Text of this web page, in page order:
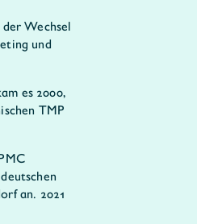
Wechsel
und
es 2000,
TMP
an. 2021